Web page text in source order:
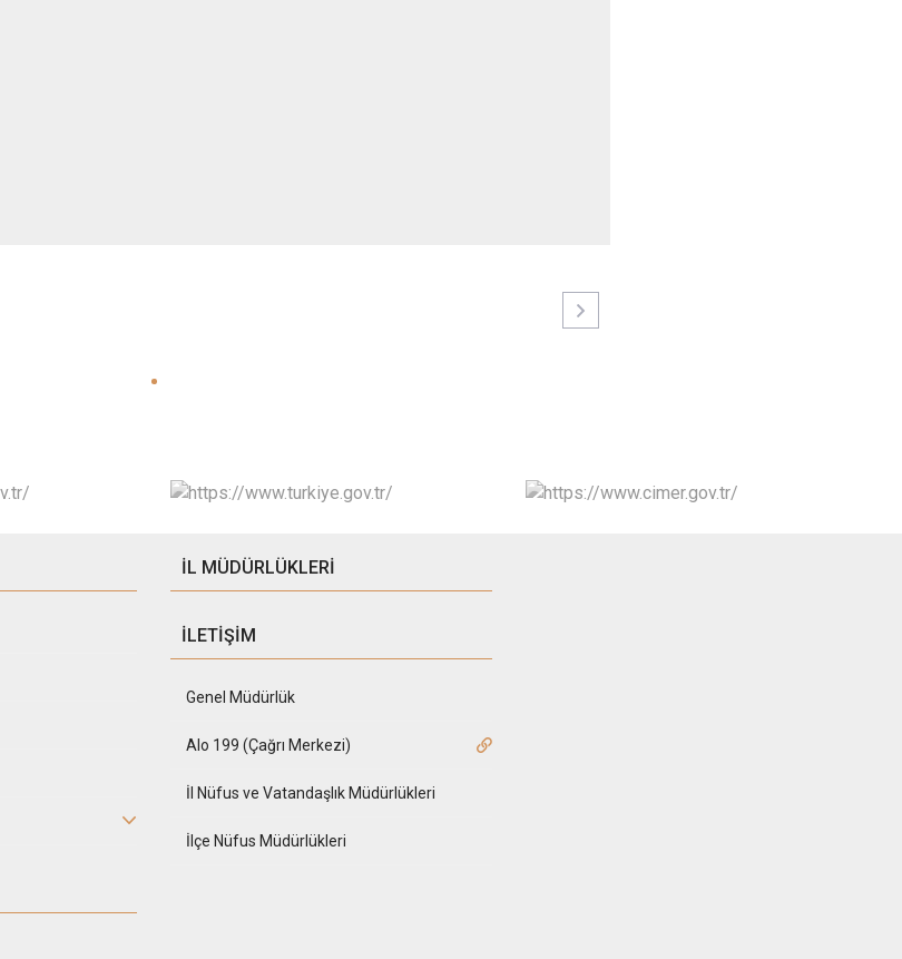
İL MÜDÜRLÜKLERİ
İLETİŞİM
Genel Müdürlük
Alo 199 (Çağrı Merkezi)
İl Nüfus ve Vatandaşlık Müdürlükleri
İlçe Nüfus Müdürlükleri